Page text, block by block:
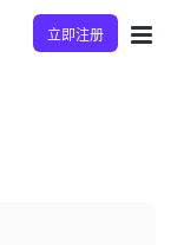
立即注册